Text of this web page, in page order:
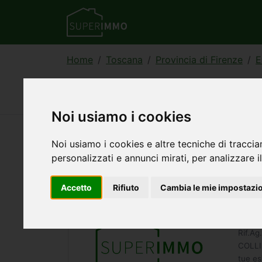
Noi usiamo i cookies
Noi usiamo i cookies e altre tecniche di
personalizzati e annunci mirati, per
Accetto Rifiuto Cambia le mie
Home Toscana Provincia di Firenze
168annunci — 1–30 visualizzati
tue